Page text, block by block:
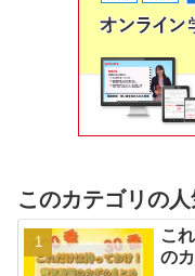
このカテゴリの
こ
の